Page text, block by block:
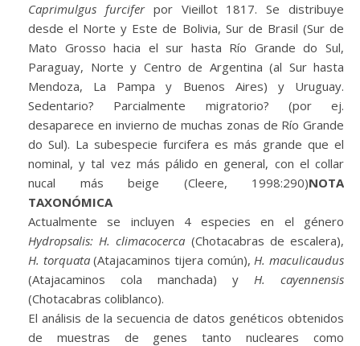
Caprimulgus furciferpor Vieillot 1817. Se distribuye
desde el Norte y Este de Bolivia, Sur de Brasil (Sur de
Mato Grosso hacia el sur hasta Río Grande do Sul,
Paraguay, Norte y Centro de Argentina (al Sur hasta
Mendoza, La Pampa y Buenos Aires) y Uruguay.
Sedentario? Parcialmente migratorio? (por ej.
desaparece en invierno de muchas zonas de Río Grande
do Sul). La subespecie furcifera es más grande que el
nominal, y tal vez más pálido en general, con el collar
nucal más beige (Cleere, 1998:290)NOTA
TAXONÓMICA
Actualmente se incluyen 4 especies en el género
Hydropsalis: H. climacocerca (Chotacabras de escalera),
H. torquata(Atajacaminos tijera común),H. maculicaudus
(Atajacaminos cola manchada) y H. cayennensis
(Chotacabras coliblanco).
El análisis de la secuencia de datos genéticos obtenidos
de muestras de genes tanto nucleares como